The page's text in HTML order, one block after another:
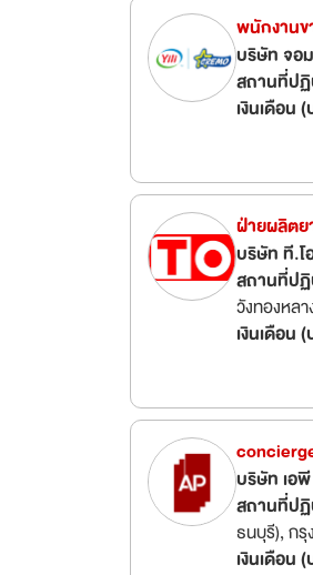
พนักงานข
บริษัท จอ
สถานที่ป
เงินเดือน
ฝ่ายผลิตย
บริษัท ที.โ
สถานที่ป
วังทองหลา
เงินเดือน
บริษัท เอ
สถานที่ป
ธนบุรี), กรุ
เงินเดือน